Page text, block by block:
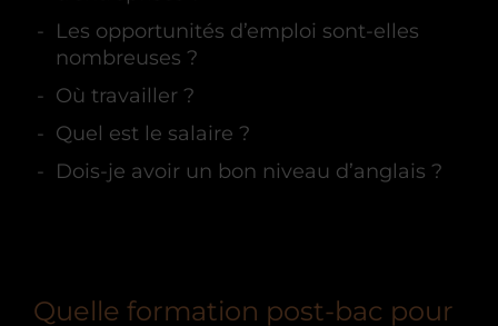
Les opportunités d’emploi sont-elles
nombreuses ?
Où travailler ?
Quel est le salaire ?
Dois-je avoir un bon niveau d’anglais ?
Quelle formation post-bac pour